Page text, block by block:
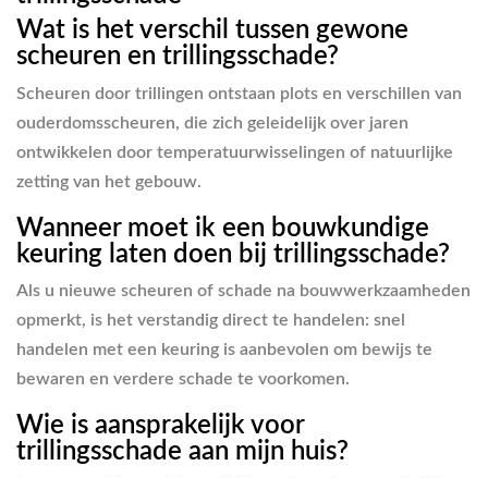
Wat is het verschil tussen gewone
scheuren en trillingsschade?
Scheuren door trillingen ontstaan plots en verschillen van
ouderdomsscheuren, die zich geleidelijk over jaren
ontwikkelen door temperatuurwisselingen of natuurlijke
zetting van het gebouw.
Wanneer moet ik een bouwkundige
keuring laten doen bij trillingsschade?
Als u nieuwe scheuren of schade na bouwwerkzaamheden
opmerkt, is het verstandig direct te handelen: snel
handelen met een keuring is aanbevolen om bewijs te
bewaren en verdere schade te voorkomen.
Wie is aansprakelijk voor
trillingsschade aan mijn huis?